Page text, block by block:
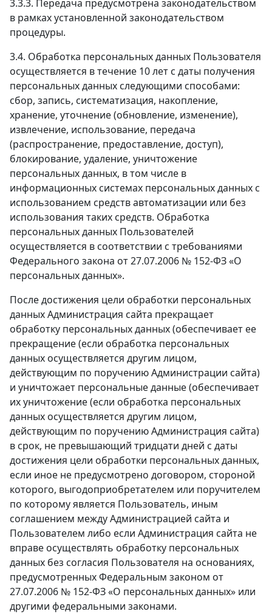
3.3.3. Передача предусмотрена законодательством
в рамках установленной законодательством
процедуры.
3.4. Обработка персональных данных Пользователя
осуществляется в течение 10 лет с даты получения
персональных данных следующими способами:
сбор, запись, систематизация, накопление,
хранение, уточнение (обновление, изменение),
извлечение, использование, передача
(распространение, предоставление, доступ),
блокирование, удаление, уничтожение
персональных данных, в том числе в
информационных системах персональных данных с
использованием средств автоматизации или без
использования таких средств. Обработка
персональных данных Пользователей
осуществляется в соответствии с требованиями
Федерального закона от 27.07.2006 № 152-ФЗ «О
персональных данных».
После достижения цели обработки персональных
данных Администрация сайта прекращает
обработку персональных данных (обеспечивает ее
прекращение (если обработка персональных
данных осуществляется другим лицом,
действующим по поручению Администрации сайта)
и уничтожает персональные данные (обеспечивает
их уничтожение (если обработка персональных
данных осуществляется другим лицом,
действующим по поручению Администрация сайта)
в срок, не превышающий тридцати дней с даты
достижения цели обработки персональных данных,
если иное не предусмотрено договором, стороной
которого, выгодоприобретателем или поручителем
по которому является Пользователь, иным
соглашением между Администрацией сайта и
Пользователем либо если Администрация сайта не
вправе осуществлять обработку персональных
данных без согласия Пользователя на основаниях,
предусмотренных Федеральным законом от
27.07.2006 № 152-ФЗ «О персональных данных» или
другими федеральными законами.